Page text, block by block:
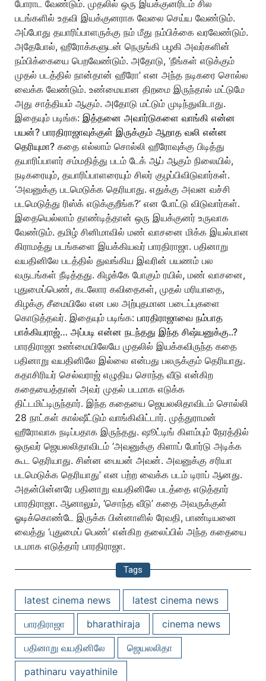
போராட வேண்டும். முதலில் ஒரு இயக்குனரிடம் சில
படங்களில் உதவி இயக்குனராக வேலை செய்ய வேண்டும்.
அப்போது தயாரிப்பாளருக்கு நம் மீது நம்பிக்கை வரவேண்டும்.
அதேபோல், ஹீரோக்களுடன் நெருங்கி பழகி அவர்களின்
நம்பிக்கையை பெறவேண்டும். அதோடு, ‘நீங்கள் எடுக்கும்
முதல் படத்தில் நான்தான் ஹீரோ’ என அந்த நடிகரை சொல்ல
வைக்க வேண்டும். உண்மையான திறமை இருந்தால் மட்டுமே
அது சாத்தியம் ஆகும். அதோடு மட்டும் முடிந்துவிடாது.
இதையும் படிங்க: இத்தனை அவார்டுகளை வாங்கி என்ன
பயன்? பாரதிராஜாவுக்குள் இருக்கும் ஆறாத வலி என்ன
தெரியுமா? கதை எல்லாம் சொல்லி ஹீரோவுக்கு பிடித்து
தயாரிப்பாளர் சம்மதித்து படம் டேக் ஆப் ஆகும் நிலையில்,
நடிகரையும், தயாரிப்பாளரையும் சிலர் குழப்பிவிடுவார்கள்.
‘அவனுக்கு படமெடுக்க தெரியாது. எதுக்கு அவன வச்சி
படமெடுத்து ரிஸ்க் எடுக்குறீங்க?’ என போட்டு விடுவார்கள்.
இதையெல்லாம் தாண்டித்தான் ஒரு இயக்குனர் உருவாக
வேண்டும். தமிழ் சினிமாவில் மண் வாசனை மிக்க இயல்பான
கிராமத்து படங்களை இயக்கியவர் பாரதிராஜா. பதினாறு
வயதினிலே படத்தில் துவங்கிய இவரின் பயணம் பல
வருடங்கள் நீடித்தது. கிழக்கே போகும் ரயில், மண் வாசனை,
புதுமைப்பெண், கடலோர கவிதைகள், முதல் மரியாதை,
கிழக்கு சீமையிலே என பல அற்புதமான படைப்புகளை
கொடுத்தவர். இதையும் படிங்க: பாரதிராஜாவை நம்பாத
பாக்கியராஜ்… அப்படி என்ன நடந்தது இந்த சிஷ்யனுக்கு..?
பாரதிராஜா உண்மையிலேயே முதலில் இயக்கவிருந்த கதை
பதினாறு வயதினிலே இல்லை என்பது பலருக்கும் தெரியாது.
கதாசிரியர் செல்வராஜ் எழுதிய சொந்த வீடு என்கிற
கதையைத்தான் அவர் முதல் படமாக எடுக்க
திட்டமிட்டிருந்தார். இந்த கதையை ஜெயலலிதாவிடம் சொல்லி
28 நாட்கள் கால்ஷீட்டும் வாங்கிவிட்டார். முத்துராமன்
ஹீரோவாக நடிப்பதாக இருந்தது. ஷூட்டிங் கிளம்பும் நேரத்தில்
ஒருவர் ஜெயலலிதாவிடம் ‘அவனுக்கு கிளாப் போர்டு அடிக்க
கூட தெரியாது. சின்ன பையன் அவன். அவனுக்கு சரியா
படமெடுக்க தெரியாது’ என பற்ற வைக்க படம் டிராப் ஆனது.
அதன்பின்னரே பதினாறு வயதினிலே படத்தை எடுத்தார்
பாரதிராஜா. ஆனாலும், ‘சொந்த வீடு’ கதை அவருக்குள்
ஓடிக்கொண்டே இருக்க பின்னாளில் ரேவதி, பாண்டியனை
வைத்து ‘புதுமைப் பெண்’ என்கிற தலைப்பில் அந்த கதையை
படமாக எடுத்தார் பாரதிராஜா.
Tags
latest cinema news
latest cinema news
பாரதிராஜா
bharathiraja
cinema news
பதினாறு வயதினிலே
ஜெயலலிதா
pathinaru vayathinile